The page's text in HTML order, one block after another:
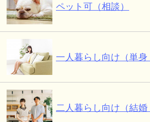
ペット可（相談）
一人暮らし向け（単身
二人暮らし向け（結婚